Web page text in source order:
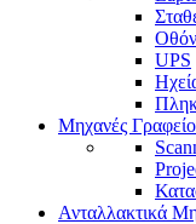
UPS
Μηχανές
Ανταλλακτικά